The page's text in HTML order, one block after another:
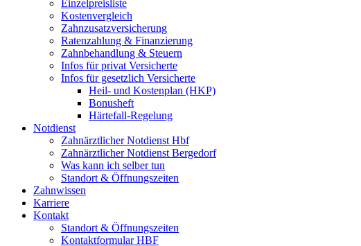
Einzelpreisliste
Kostenvergleich
Zahnzusatzversicherung
Ratenzahlung & Finanzierung
Zahnbehandlung & Steuern
Infos für privat Versicherte
Infos für gesetzlich Versicherte
Heil- und Kostenplan (HKP)
Bonusheft
Härtefall-Regelung
Notdienst
Zahnärztlicher Notdienst Hbf
Zahnärztlicher Notdienst Bergedorf
Was kann ich selber tun
Standort & Öffnungszeiten
Zahnwissen
Karriere
Kontakt
Standort & Öffnungszeiten
Kontaktformular HBF